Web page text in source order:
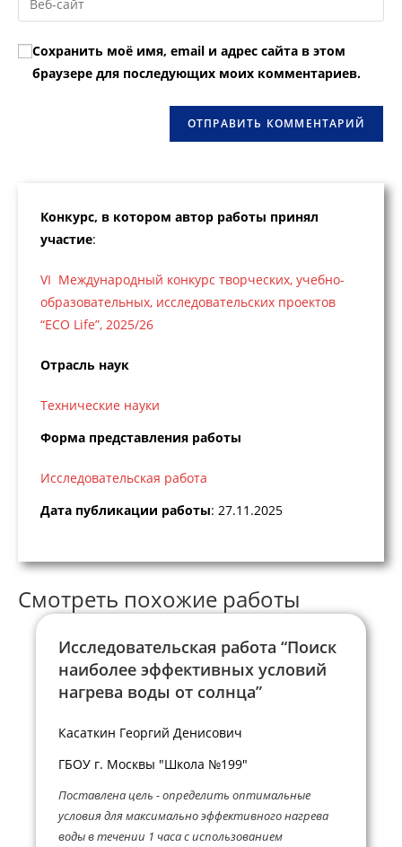
чтобы
прокомментировать
адрес,
прокомментировать
URL
вашего
веб-
сайта
Сохранить моё имя, email и адрес сайта в этом
браузере для последующих моих комментариев.
Конкурс, в котором автор работы принял
участие:
VI Международный конкурс творческих, учебно-
образовательных, исследовательских проектов
“ECO Life”, 2025/26
Отрасль наук
Технические науки
Форма представления работы
Исследовательская работа
Дата публикации работы: 27.11.2025
Смотреть похожие работы
Исследовательская работа “Поиск
наиболее эффективных условий
нагрева воды от солнца”
Касаткин Георгий Денисович
ГБОУ г. Москвы "Школа №199"
Поставлена цель - определить оптимальные
условия для максимально эффективного нагрева
воды в течении 1 часа с использованием